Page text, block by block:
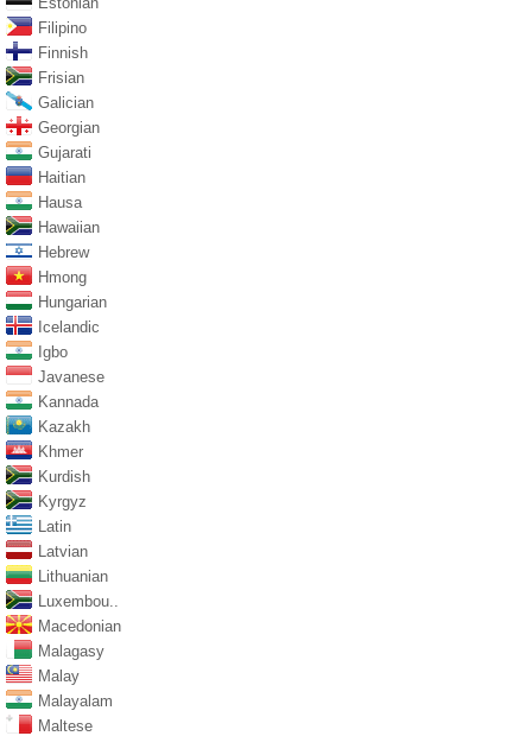
Filipino
Finnish
Frisian
Galician
Georgian
Gujarati
Haitian
Hausa
Hawaiian
Hebrew
Hmong
Hungarian
Icelandic
Igbo
Javanese
Kannada
Kazakh
Khmer
Kurdish
Kyrgyz
Latin
Latvian
Lithuanian
Luxembou..
Macedonian
Malagasy
Malay
Malayalam
Maltese